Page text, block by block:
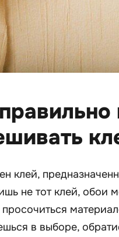
клей,
не тот клей, обои
просочиться
в выборе,